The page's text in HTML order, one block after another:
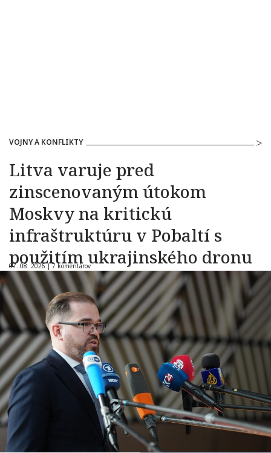
VOJNY A KONFLIKTY
Litva varuje pred
zinscenovaným útokom
Moskvy na kritickú
infraštruktúru v Pobaltí s
použitím ukrajinského dronu
07. 08. 2026 |7 komentárov